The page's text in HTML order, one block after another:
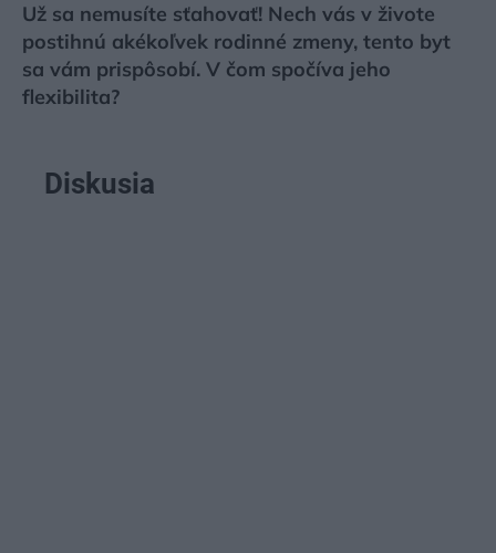
Už sa nemusíte sťahovať! Nech vás v živote
postihnú akékoľvek rodinné zmeny, tento byt
sa vám prispôsobí. V čom spočíva jeho
flexibilita?
Diskusia